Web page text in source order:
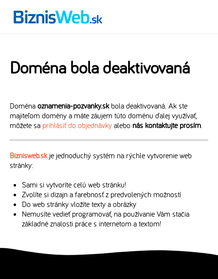
Doména bola deaktivovaná
Doména oznamenia-pozvanky.skbola deaktivovaná. Ak ste
majiteľom domény a máte záujem túto doménu ďalej využívať,
môžete sa prihlásiť do objednávky alebo nás kontaktujte prosím.
Biznisweb.skje jednoduchý systém na rýchle vytvorenie web
stránky:
Sami si vytvoríte celú web stránku!
Zvolíte si dizajn a farebnosť z predvolených možností
Do web stránky vložíte texty a obrázky
Nemusíte vedieť programovať, na používanie Vám stačia
základné znalosti práce s internetom a textom!